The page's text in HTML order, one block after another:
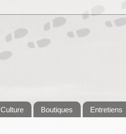
Culture Boutiques Entretiens